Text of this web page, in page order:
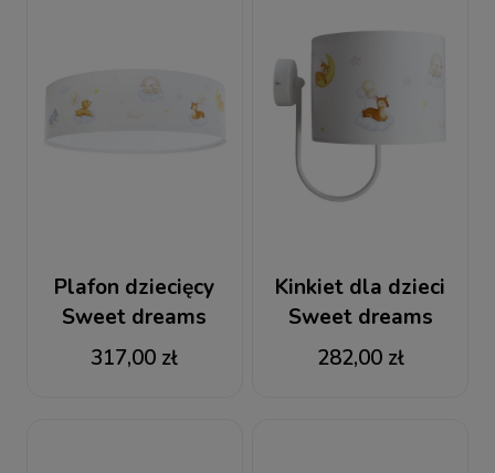
Plafon dziecięcy
Sweet dreams
317,00 zł
Kinkiet dla dzieci
Sweet dreams
282,00 zł